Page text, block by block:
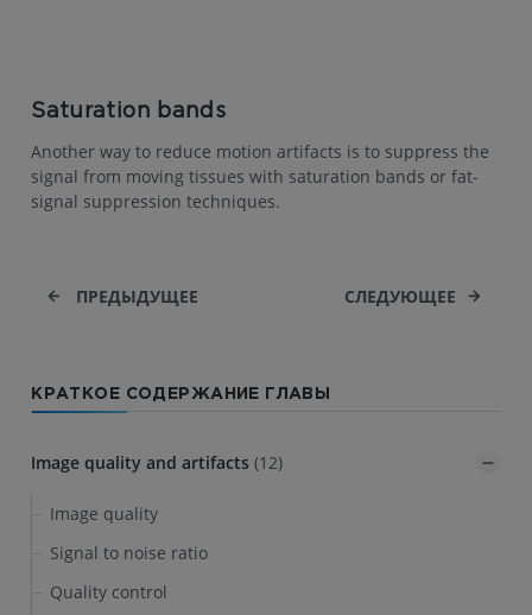
Saturation bands
Another way to reduce motion artifacts is to suppress the
signal from moving tissues with saturation bands or fat-
signal suppression techniques.
ПРЕДЫДУЩЕЕ СЛЕДУЮЩЕЕ
КРАТКОЕ СОДЕРЖАНИЕ ГЛАВЫ
Image quality and artifacts(12)
Image quality
Signal to noise ratio
Quality control